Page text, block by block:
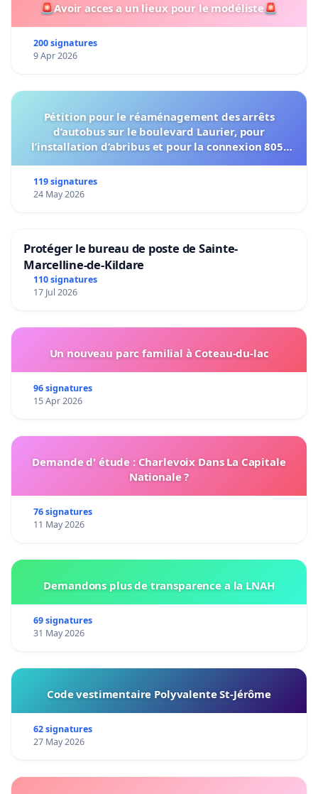
🚨Avoir acces a un lieux pour le modéliste🚨
200 signatures
9 Apr 2026
Pétition pour le réaménagement des arrêts
d’autobus sur le boulevard Laurier, pour
l’installation d’abribus et pour la connexion 805-
119 signatures
24 May 2026
Protéger le bureau de poste de Sainte-
Marcelline-de-Kildare
110 signatures
17 Jul 2026
Un nouveau parc familial à Coteau-du-lac
96 signatures
15 Apr 2026
Demande d' étude : Charlevoix Dans La Capitale
Nationale ?
76 signatures
11 May 2026
Demandons plus de transparence a la LNAH
69 signatures
31 May 2026
Code vestimentaire Polyvalente St-Jérôme
62 signatures
27 May 2026